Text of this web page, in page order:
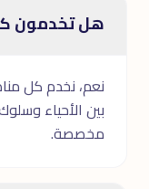
هل تخدمون
نعم، نخدم كل
بين الأحياء
مخصصة.